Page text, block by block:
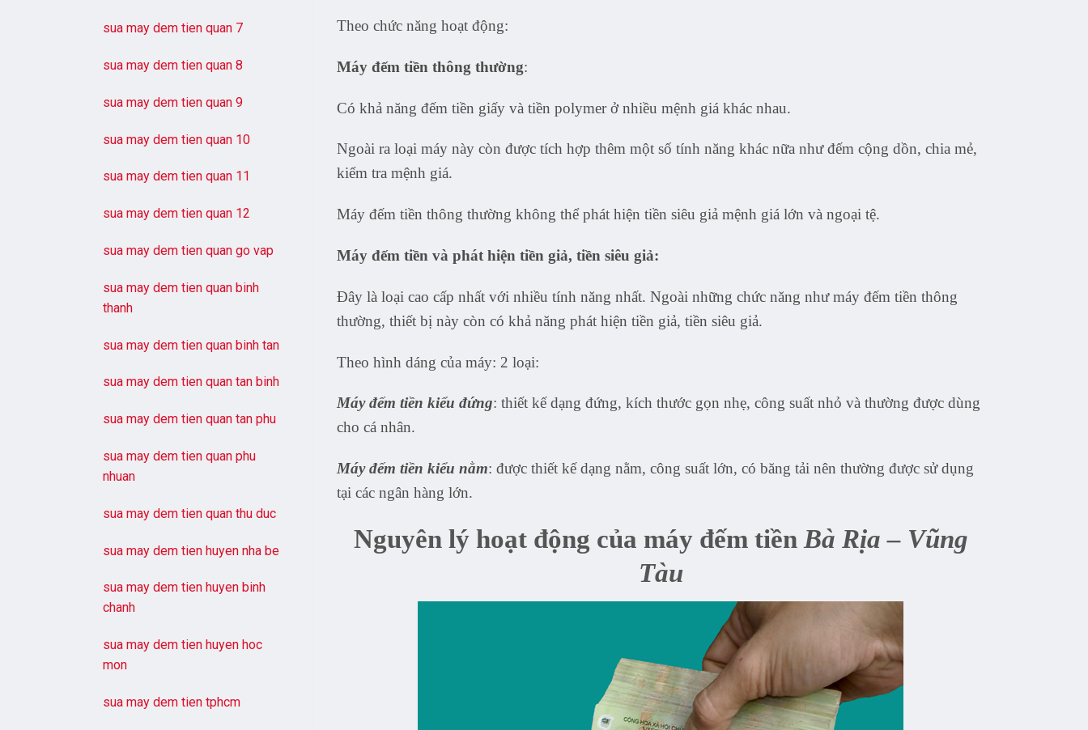
sua may dem tien quan 7
sua may dem tien quan 8
sua may dem tien quan 9
sua may dem tien quan 10
sua may dem tien quan 11
sua may dem tien quan 12
sua may dem tien quan go vap
sua may dem tien quan binh
thanh
sua may dem tien quan binh tan
sua may dem tien quan tan binh
sua may dem tien quan tan phu
sua may dem tien quan phu
nhuan
sua may dem tien quan thu duc
sua may dem tien huyen nha be
sua may dem tien huyen binh
chanh
sua may dem tien huyen hoc
mon
sua may dem tien tphcm
Theo chức năng hoạt động:
Máy đếm tiền thông thường:
Có khả năng đếm tiền giấy và tiền polymer ở nhiều mệnh giá khác nhau.
Ngoài ra loại máy này còn được tích hợp thêm một số tính năng khác nữa như đếm cộng dồn, chia mẻ,
kiểm tra mệnh giá.
Máy đếm tiền thông thường không thể phát hiện tiền siêu giả mệnh giá lớn và ngoại tệ.
Máy đếm tiền và phát hiện tiền giả, tiền siêu giả:
Đây là loại cao cấp nhất với nhiều tính năng nhất. Ngoài những chức năng như máy đếm tiền thông
thường, thiết bị này còn có khả năng phát hiện tiền giả, tiền siêu giả.
Theo hình dáng của máy: 2 loại:
Máy đếm tiền kiểu đứng: thiết kế dạng đứng, kích thước gọn nhẹ, công suất nhỏ và thường được dùng
cho cá nhân.
Máy đếm tiền kiểu nằm: được thiết kế dạng nằm, công suất lớn, có băng tải nên thường được sử dụng
tại các ngân hàng lớn.
Nguyên lý hoạt động của máy đếm tiền Bà Rịa – Vũng
Tàu